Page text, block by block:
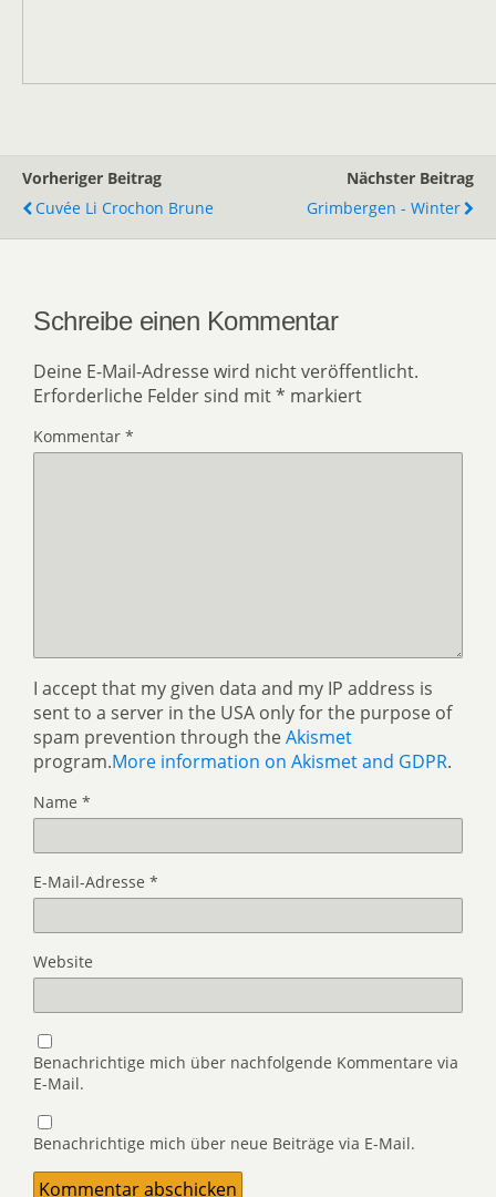
Vorheriger Beitrag
Cuvée Li Crochon Brune
Nächster Beitrag
Grimbergen - Winter
Schreibe einen Kommentar
Deine E-Mail-Adresse wird nicht veröffentlicht.
Erforderliche Felder sind mit* markiert
Kommentar *
I accept that my given data and my IP address is
sent to a server in the USA only for the purpose of
spam prevention through theAkismet
program.More information on Akismet and GDPR.
Name *
E-Mail-Adresse *
Website
Benachrichtige mich über nachfolgende Kommentare via
E-Mail.
Benachrichtige mich über neue Beiträge via E-Mail.